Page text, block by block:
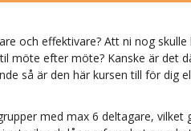
och effektivare? Att ni nog
möte efter möte? Kanske är det
så är den här kursen till för dig
med max 6 deltagare,